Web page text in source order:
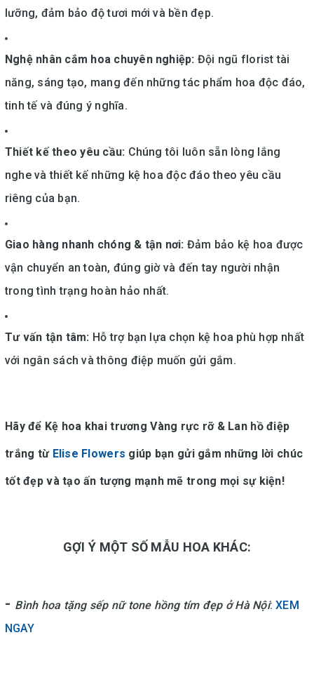
lưỡng, đảm bảo độ tươi mới và bền đẹp.
Nghệ nhân cắm hoa chuyên nghiệp: Đội ngũ florist tài
năng, sáng tạo, mang đến những tác phẩm hoa độc đáo,
tinh tế và đúng ý nghĩa.
Thiết kế theo yêu cầu: Chúng tôi luôn sẵn lòng lắng
nghe và thiết kế những kệ hoa độc đáo theo yêu cầu
riêng của bạn.
Giao hàng nhanh chóng & tận nơi: Đảm bảo kệ hoa được
vận chuyển an toàn, đúng giờ và đến tay người nhận
trong tình trạng hoàn hảo nhất.
Tư vấn tận tâm: Hỗ trợ bạn lựa chọn kệ hoa phù hợp nhất
với ngân sách và thông điệp muốn gửi gắm.
Hãy để Kệ hoa khai trương Vàng rực rỡ & Lan hồ điệp
trắng từ Elise Flowers giúp bạn gửi gắm những lời chúc
tốt đẹp và tạo ấn tượng mạnh mẽ trong mọi sự kiện!
GỢI Ý MỘT SỐ MẪU HOA KHÁC:
- Bình hoa tặng sếp nữ tone hồng tím đẹp ở Hà Nội:XEM
NGAY